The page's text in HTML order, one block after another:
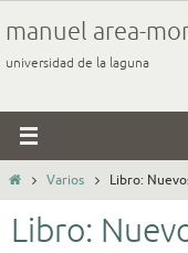
al
contenido
manuel area-
universidad de la laguna
InicioVarios Libro:
Libro: